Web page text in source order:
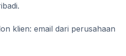
klien: email dari perusahaan